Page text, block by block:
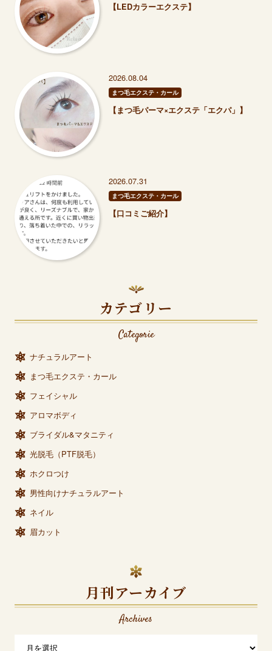
【LEDカラーエクステ】
2026.08.04
まつ毛エクステ・カール
【まつ毛パーマ×エクステ「エクパ」】
2026.07.31
まつ毛エクステ・カール
【口コミご紹介】
カテゴリー
Categorie
ナチュラルアート
まつ毛エクステ・カール
フェイシャル
アロマボディ
ブライダル&マタニティ
光脱毛（PTF脱毛）
ホクロつけ
男性向けナチュラルアート
ネイル
眉カット
月刊アーカイブ
Archives